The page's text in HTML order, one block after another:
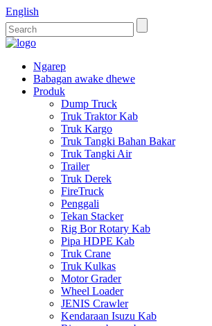
English
Ngarep
Babagan awake dhewe
Produk
Dump Truck
Truk Traktor Kab
Truk Kargo
Truk Tangki Bahan Bakar
Truk Tangki Air
Trailer
Truk Derek
FireTruck
Penggali
Tekan Stacker
Rig Bor Rotary Kab
Pipa HDPE Kab
Truk Crane
Truk Kulkas
Motor Grader
Wheel Loader
JENIS Crawler
Kendaraan Isuzu Kab